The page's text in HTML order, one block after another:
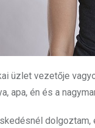
üzlet vezetője
apa, én és a